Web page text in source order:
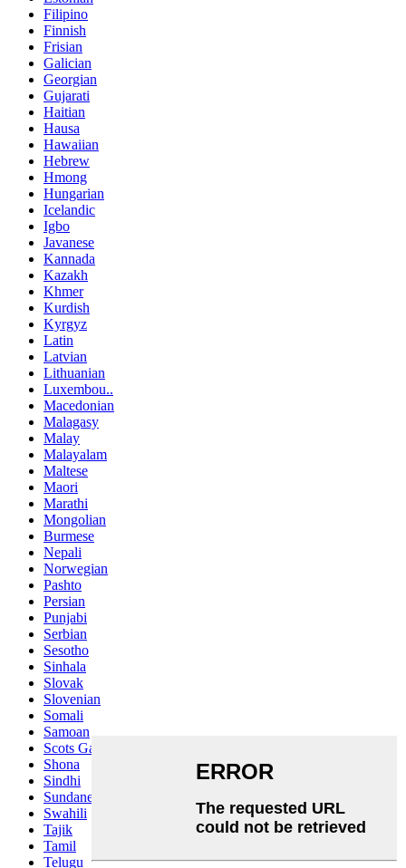
Filipino
Finnish
Frisian
Galician
Georgian
Gujarati
Haitian
Hausa
Hawaiian
Hebrew
Hmong
Hungarian
Icelandic
Igbo
Javanese
Kannada
Kazakh
Khmer
Kurdish
Kyrgyz
Latin
Latvian
Lithuanian
Luxembou..
Macedonian
Malagasy
Malay
Malayalam
Maltese
Maori
Marathi
Mongolian
Burmese
Nepali
Norwegian
Pashto
Persian
Punjabi
Serbian
Sesotho
Sinhala
Slovak
Slovenian
Somali
Samoan
Scots Gaelic
Shona
Sindhi
Sundanese
Swahili
Tajik
Tamil
Telugu